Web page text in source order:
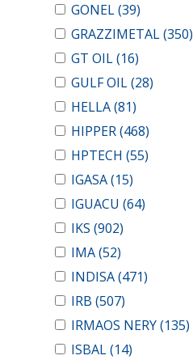
GONEL(39)
GRAZZIMETAL(350)
GT OIL(16)
GULF OIL(28)
HELLA(81)
HIPPER(468)
HPTECH (55)
IGASA(15)
IGUACU (64)
IKS (902)
IMA(52)
INDISA(471)
IRB (507)
IRMAOS NERY(135)
ISBAL(14)